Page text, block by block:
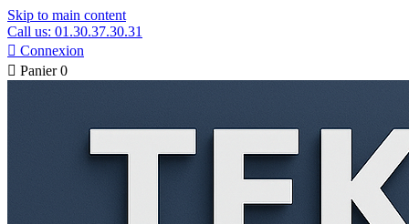
Skip to main content
Call us: 01.30.37.30.31
 Connexion
 Panier 0